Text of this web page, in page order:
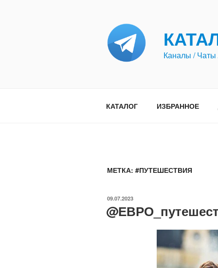
Каналы /
КАТАЛОГ ИЗБРАННОЕ
МЕТКА: #ПУТЕШЕСТВИЯ
ОПУБЛИКОВАНО
09.07.2023